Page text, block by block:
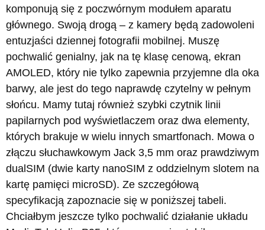
komponują się z poczwórnym modułem aparatu
głównego. Swoją drogą – z kamery będą zadowoleni
entuzjaści dziennej fotografii mobilnej. Muszę
pochwalić genialny, jak na tę klasę cenową, ekran
AMOLED, który nie tylko zapewnia przyjemne dla oka
barwy, ale jest do tego naprawdę czytelny w pełnym
słońcu. Mamy tutaj również szybki czytnik linii
papilarnych pod wyświetlaczem oraz dwa elementy,
których brakuje w wielu innych smartfonach. Mowa o
złączu słuchawkowym Jack 3,5 mm oraz prawdziwym
dualSIM (dwie karty nanoSIM z oddzielnym slotem na
kartę pamięci microSD). Ze szczegółową
specyfikacją zapoznacie się w poniższej tabeli.
Chciałbym jeszcze tylko pochwalić działanie układu